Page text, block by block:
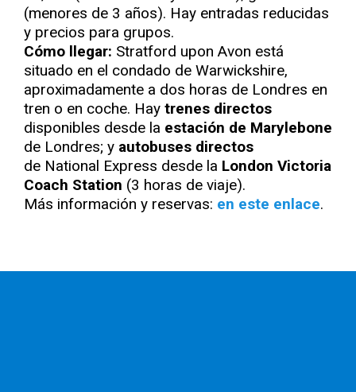
(menores de 3 años). Hay entradas reducidas
y precios para grupos.
Cómo llegar: Stratford upon Avon está
situado en el condado de Warwickshire,
aproximadamente a dos horas de Londres en
tren o en coche. Hay trenes directos
disponibles desde la estación de Marylebone
de Londres; y autobuses directos
de National Express desde la London Victoria
Coach Station (3 horas de viaje).
Más información y reservas: en este enlace.